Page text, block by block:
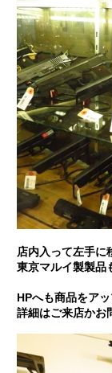
店内入って左手に
東京マルイ製製品
HPへも商品をア
詳細はご来店かお